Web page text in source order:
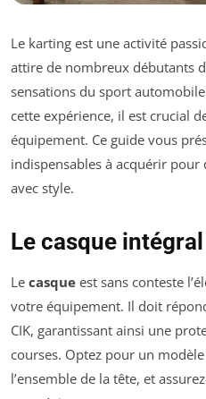
Le karting est une activité
attire de nombreux débutants
sensations du sport
cette expérience, il est crucial
équipement. Ce guide vous
indispensables à acquérir
avec style.
Le casque intégral
Le casque est sans conteste
votre équipement. Il doit
CIK, garantissant ainsi une
courses. Optez pour un
l’ensemble de la tête, et